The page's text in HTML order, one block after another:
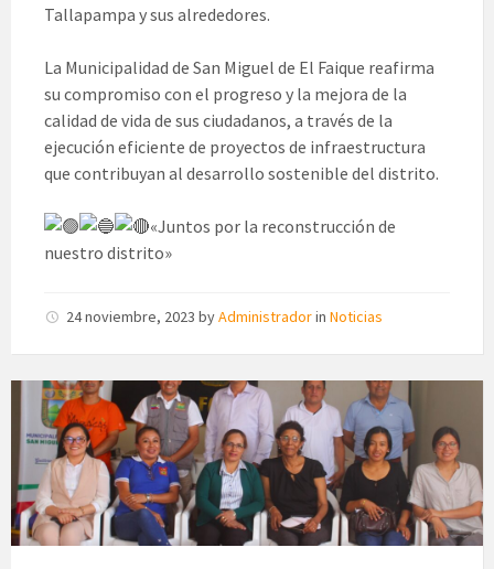
Tallapampa y sus alrededores.
La Municipalidad de San Miguel de El Faique reafirma
su compromiso con el progreso y la mejora de la
calidad de vida de sus ciudadanos, a través de la
ejecución eficiente de proyectos de infraestructura
que contribuyan al desarrollo sostenible del distrito.
«Juntos por la reconstrucción de
nuestro distrito»
24 noviembre, 2023 byAdministradorin Noticias